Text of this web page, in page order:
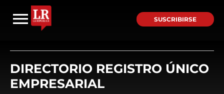
SUSCRIBIRSE
DIRECTORIO REGISTRO ÚNICO
EMPRESARIAL